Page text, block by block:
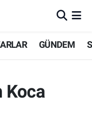
GÜNDEM
Koca